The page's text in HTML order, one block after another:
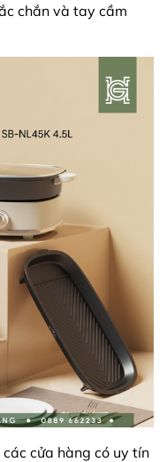
chắn và tay cầm
cửa hàng có uy tín